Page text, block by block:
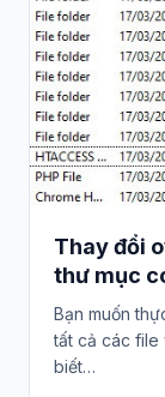
Thay đổi
thư mục
Bạn muốn
tất cả các file
biết…